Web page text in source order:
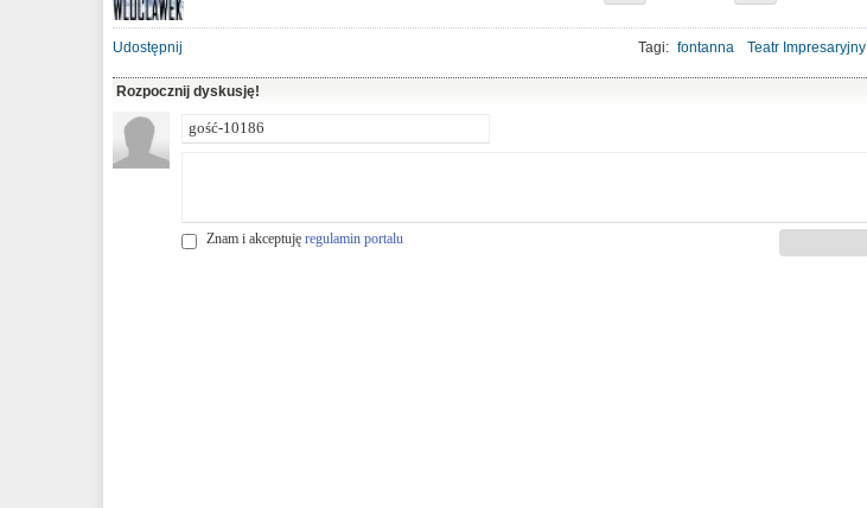
Udostępnij Tagi: fontanna Teatr Impresaryjny
Rozpocznij dyskusję!
Znam i akceptuję regulamin portalu